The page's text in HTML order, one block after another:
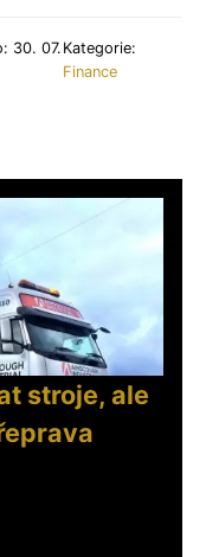
30. 07. Kategorie:
Finance
stroje, ale